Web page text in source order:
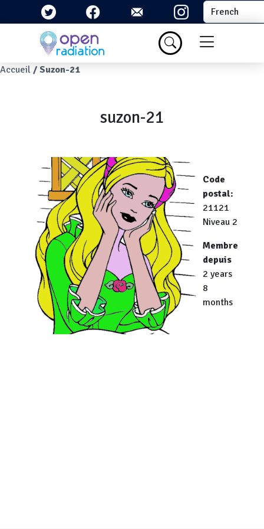
Aller au contenu principal Select your
Menu du
Fil d'Ariane
Accueil Suzon-21
suzon-21
Code
postal
21121
Niveau 2
Membre
depuis
2 years
8
months